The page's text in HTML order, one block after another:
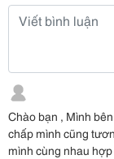
Chào bạn , Mình
chấp mình cũng
mình cùng nhau